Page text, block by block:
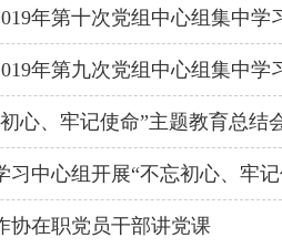
年第十次党组中心组集中学
年第九次党组中心组集中学
心、牢记使命”主题教育总结
习中心组开展“不忘初心、牢
协在职党员干部讲党课